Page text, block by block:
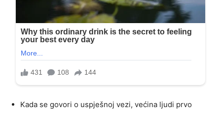
Kada se govori o uspješnoj vezi, većina ljudi prvo